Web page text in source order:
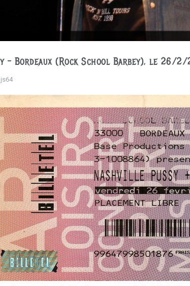
– Bordeaux (Rock School Barbey), le 26/2/
js64